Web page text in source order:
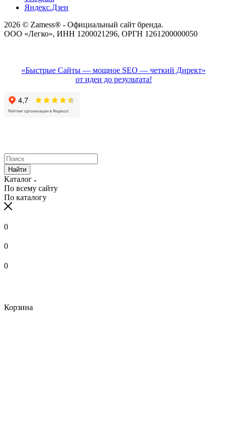
Яндекс.Дзен
2026 © Zamess® - Официальный сайт бренда.
ООО «Легко», ИНН 1200021296, ОРГН 1261200000050
«Быстрые Сайты — мощное SEO — четкий Директ»
от идеи до результата!
Найти
Каталог
По всему сайту
По каталогу
0
0
0
Корзина